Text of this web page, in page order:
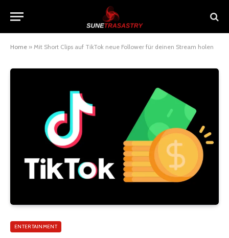
Home » Mit Short Clips auf TikTok neue Follower für deinen Stream holen
ENTERTAINMENT